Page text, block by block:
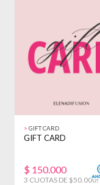
> GIFT CARD
GIFT CARD
$ 150.000
3 CUOTAS DE $50.000!